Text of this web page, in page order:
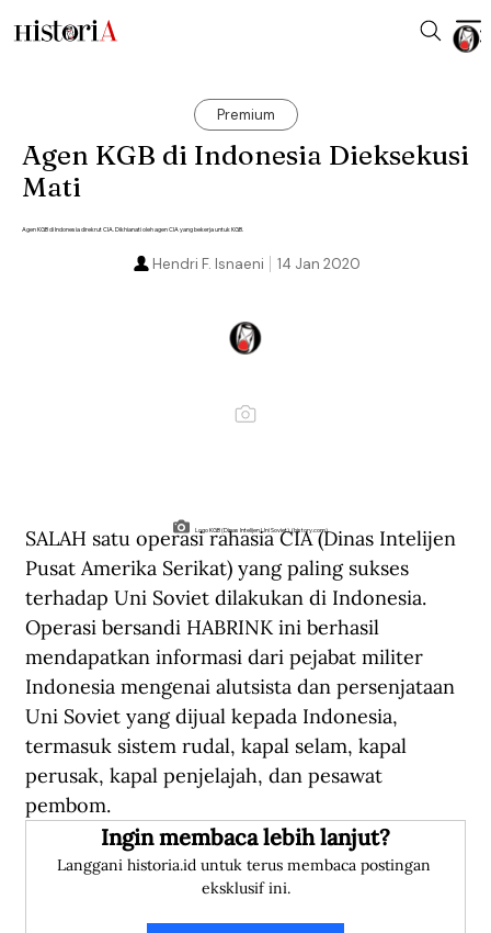
Premium
Agen KGB di Indonesia Dieksekusi
Mati
Agen KGB di Indonesia direkrut CIA. Dikhianati oleh agen CIA yang bekerja untuk KGB.
14 Jan 2020
Hendri F. Isnaeni
Logo KGB (Dinas Intelijen Uni Soviet). (history.com).
SALAH satu operasi rahasia CIA (Dinas Intelijen
Pusat Amerika Serikat) yang paling sukses
terhadap Uni Soviet dilakukan di Indonesia.
Operasi bersandi HABRINK ini berhasil
mendapatkan informasi dari pejabat militer
Indonesia mengenai alutsista dan persenjataan
Uni Soviet yang dijual kepada Indonesia,
termasuk sistem rudal, kapal selam, kapal
perusak, kapal penjelajah, dan pesawat
pembom.
Ingin membaca lebih lanjut?
Langgani historia.id untuk terus membaca postingan
eksklusif ini.